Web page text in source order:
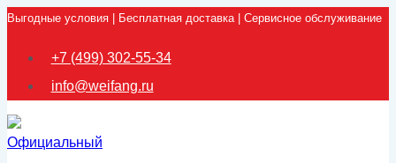
Перейти
Выгодные условия | Бесплатная доставка | Сервисное обслуживание
+7 (499) 302-55-34
info@weifang.ru